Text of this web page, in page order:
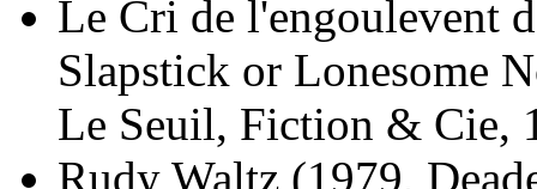
Le Cri de l'engoulevent
Slapstick or Lonesome
Le Seuil, Fiction & Cie,
Rudy Waltz (1979,